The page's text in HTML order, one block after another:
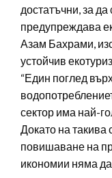
достатъчни, за да
предупреждава
Азам Бахрами,
устойчив
“Един поглед
сектор има най-
Докато на такива
повишаване на
икономии няма